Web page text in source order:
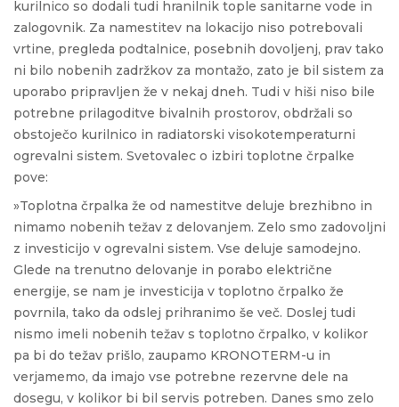
kurilnico so dodali tudi hranilnik tople sanitarne vode in
zalogovnik. Za namestitev na lokacijo niso potrebovali
vrtine, pregleda podtalnice, posebnih dovoljenj, prav tako
ni bilo nobenih zadržkov za montažo, zato je bil sistem za
uporabo pripravljen že v nekaj dneh. Tudi v hiši niso bile
potrebne prilagoditve bivalnih prostorov, obdržali so
obstoječo kurilnico in radiatorski visokotemperaturni
ogrevalni sistem. Svetovalec o izbiri toplotne črpalke
pove:
»Toplotna črpalka že od namestitve deluje brezhibno in
nimamo nobenih težav z delovanjem. Zelo smo zadovoljni
z investicijo v ogrevalni sistem. Vse deluje samodejno.
Glede na trenutno delovanje in porabo električne
energije, se nam je investicija v toplotno črpalko že
povrnila, tako da odslej prihranimo še več. Doslej tudi
nismo imeli nobenih težav s toplotno črpalko, v kolikor
pa bi do težav prišlo, zaupamo KRONOTERM-u in
verjamemo, da imajo vse potrebne rezervne dele na
dosegu, v kolikor bi bil servis potreben. Danes smo zelo